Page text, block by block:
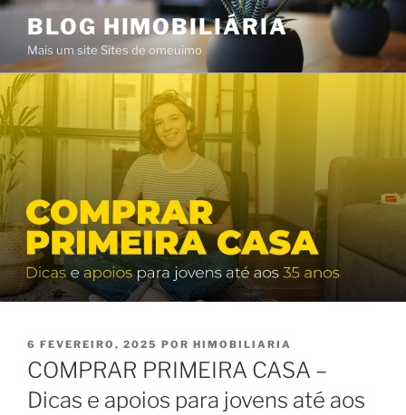
Saltar
conteúdo
BLOG HIMOBILIÁRIA
Mais um site Sites de omeuimo
PUBLICADO
EM
6 FEVEREIRO, 2025 POR HIMOBILIARIA
COMPRAR PRIMEIRA CASA –
Dicas e apoios para jovens até aos